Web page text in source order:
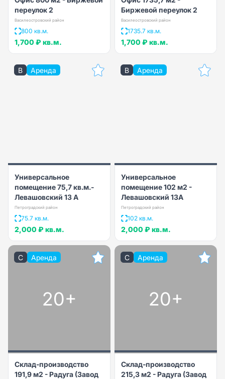
переулок 2
Василеостровский район
800 кв.м.
1,700 ₽ кв.м.
Биржевой переулок 2
Василеостровский район
1735.7 кв.м.
1,700 ₽ кв.м.
B Аренда
Универсальное
помещение 75,7 кв.м.-
Левашовский 13 А
Петроградский район
75.7 кв.м.
2,000 ₽ кв.м.
B Аренда
Универсальное
помещение 102 м2 -
Левашовский 13А
Петроградский район
102 кв.м.
2,000 ₽ кв.м.
C Аренда
20+
Склад-производство
191,9 м2 - Радуга (Завод
C Аренда
20+
Склад-производство
215,3 м2 - Радуга (Завод